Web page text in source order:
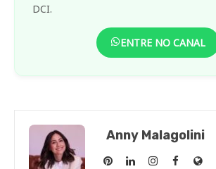
DCI.
ENTRE NO CANAL
Anny Malagolini
AnnyAnnyAnnyAnnySite